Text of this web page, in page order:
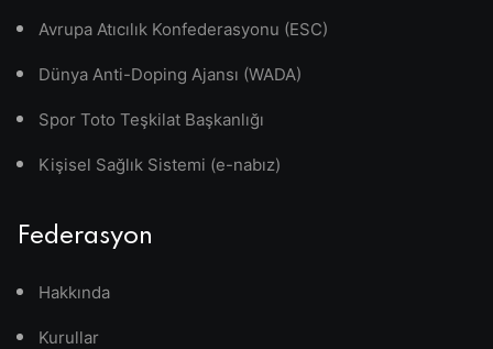
Avrupa Atıcılık Konfederasyonu (ESC)
Dünya Anti-Doping Ajansı (WADA)
Spor Toto Teşkilat Başkanlığı
Kişisel Sağlık Sistemi (e-nabız)
Federasyon
Hakkında
Kurullar